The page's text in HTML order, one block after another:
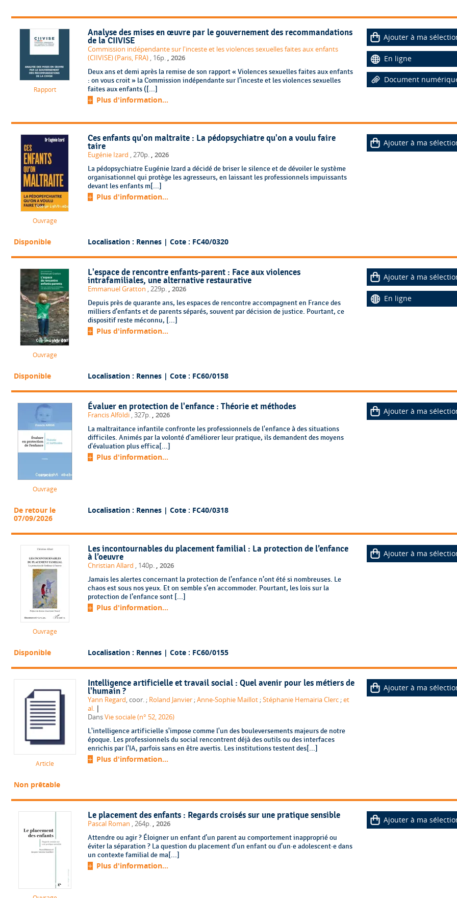
Rapport
Analyse des mises en œuvre par le gouvernement des recommandations
de la CIIVISE
Commission indépendante sur l'inceste et les violences sexuelles faites aux enfants
(CIIVISE) (Paris, FRA) , 16p. , 2026
Deux ans et demi après la remise de son rapport « Violences sexuelles faites aux enfants
: on vous croit » la Commission indépendante sur l’inceste et les violences sexuelles
faites aux enfants ([...]
Plus d'information...
Ajouter à ma
En ligne
Document
Ouvrage
Ces enfants qu'on maltraite : La pédopsychiatre qu'on a voulu faire
taire
Eugénie Izard , 270p. , 2026
La pédopsychiatre Eugénie Izard a décidé de briser le silence et de dévoiler le système
organisationnel qui protège les agresseurs, en laissant les professionnels impuissants
devant les enfants m[...]
Plus d'information...
Ajouter à ma
Disponible Localisation : Rennes | Cote : FC40/0320
Ouvrage
L'espace de rencontre enfants-parent : Face aux violences
intrafamiliales, une alternative restaurative
Emmanuel Gratton , 229p. , 2026
Depuis près de quarante ans, les espaces de rencontre accompagnent en France des
milliers d’enfants et de parents séparés, souvent par décision de justice. Pourtant, ce
dispositif reste méconnu, [...]
Plus d'information...
Ajouter à ma
En ligne
Disponible Localisation : Rennes | Cote : FC60/0158
Ouvrage
Évaluer en protection de l'enfance : Théorie et méthodes
Francis Alföldi , 327p. , 2026
La maltraitance infantile confronte les professionnels de l'enfance à des situations
difficiles. Animés par la volonté d'améliorer leur pratique, ils demandent des moyens
d'évaluation plus effica[...]
Plus d'information...
Ajouter à ma
De retour le
07/09/2026
Localisation : Rennes | Cote : FC40/0318
Ouvrage
Les incontournables du placement familial : La protection de l’enfance
à l’oeuvre
Christian Allard , 140p. , 2026
Jamais les alertes concernant la protection de l’enfance n’ont été si nombreuses. Le
chaos est sous nos yeux. Et on semble s’en accommoder. Pourtant, les lois sur la
protection de l’enfance sont [...]
Plus d'information...
Ajouter à ma
Disponible Localisation : Rennes | Cote : FC60/0155
Article
Intelligence artificielle et travail social : Quel avenir pour les métiers de
l'humain ?
Yann Regard , coor. ; Roland Janvier ;Anne-Sophie Maillot ;Stéphanie Hemairia Clerc ;et
al. |
DansVie sociale (n° 52, 2026)
L'intelligence artificielle s'impose comme l'un des bouleversements majeurs de notre
époque. Les professionnels du social rencontrent déjà des outils ou des interfaces
enrichis par l'IA, parfois sans en être avertis. Les institutions testent des[...]
Plus d'information...
Ajouter à ma
Non prêtable
Le placement des enfants : Regards croisés sur une pratique sensible
Pascal Roman , 264p. , 2026
Attendre ou agir ? Éloigner un enfant d’un parent au comportement inapproprié ou
éviter la séparation ? La question du placement d’un enfant ou d’un·e adolescent·e dans
un contexte familial de ma[...]
Plus d'information...
Ajouter à ma